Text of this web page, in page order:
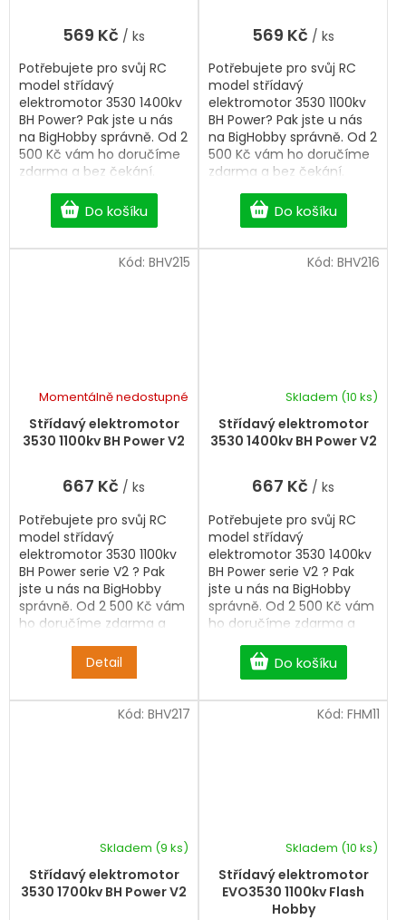
569 Kč / ks
Do košíku
Potřebujete pro svůj RC
model střídavý
elektromotor 3530 1400kv
BH Power? Pak jste u nás
na BigHobby správně. Od 2
500 Kč vám ho doručíme
zdarma a bez čekání.
569 Kč / ks
Do košíku
Potřebujete pro svůj RC
model střídavý
elektromotor 3530 1100kv
BH Power? Pak jste u nás
na BigHobby správně. Od 2
500 Kč vám ho doručíme
zdarma a bez čekání.
Střídavý elektromotor
3530 1100kv BH Power V2
Momentálně nedostupné
667 Kč / ks
Detail
Potřebujete pro svůj RC
model střídavý
elektromotor 3530 1100kv
BH Power serie V2 ? Pak
jste u nás na BigHobby
správně. Od 2 500 Kč vám
ho doručíme zdarma a
Kód: BHV215
Střídavý elektromotor
3530 1400kv BH Power V2
Skladem (10 ks)
667 Kč / ks
Do košíku
Potřebujete pro svůj RC
model střídavý
elektromotor 3530 1400kv
BH Power serie V2 ? Pak
jste u nás na BigHobby
správně. Od 2 500 Kč vám
ho doručíme zdarma a
Kód: BHV216
Střídavý elektromotor
3530 1700kv BH Power V2
Skladem (9 ks)
Kód: BHV217
Střídavý elektromotor
EVO3530 1100kv Flash
Hobby
Skladem (10 ks)
Kód: FHM11